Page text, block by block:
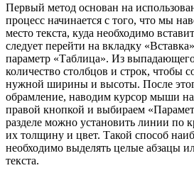
Первый метод основан на
процесс начинается с того, что мы
место текста, куда необходимо
следует перейти на вкладку
параметр «Таблица». Из
количество столбцов и строк, чтобы
нужной ширины и высоты. После
обрамление, наводим курсор мыши
правой кнопкой и выбираем
разделе можно установить линии по
их толщину и цвет. Такой способ
необходимо выделять целые абзацы
текста.